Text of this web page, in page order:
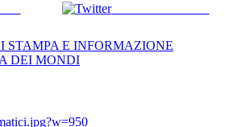
su
Pubblica su Twitter
STAMPA E INFORMAZIONE
DEI MONDI